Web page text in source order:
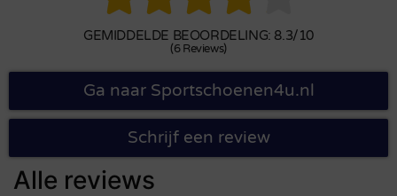
GEMIDDELDE BEOORDELING: 8.3/10
(6 Reviews)
Ga naar Sportschoenen4u.nl
Schrijf een review
Alle reviews